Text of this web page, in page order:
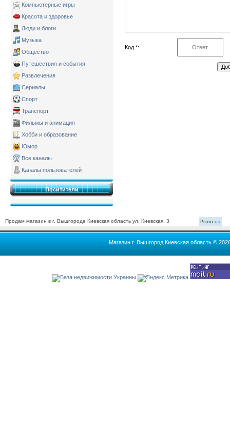
Компьютерные игры
Красота и здоровье
Люди и блоги
Музыка
Общество
Путешествия и события
Развлечения
Сериалы
Спорт
Транспорт
Фильмы и анимация
Хобби и образование
Юмор
Все каналы
Каналы пользователей
Поситители
Код *:
Продам магазин в г. Вышгороде Киевская область ул. Киевская, 3 Prom.ua
Магазин г. Вышгород Киевская область ©